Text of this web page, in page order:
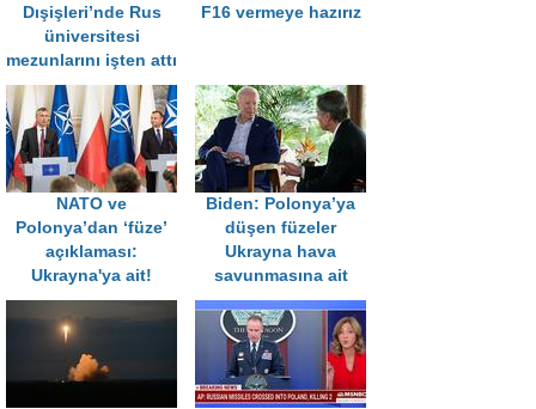
Dışişleri’nde Rus
üniversitesi
mezunlarını işten attı
F16 vermeye hazırız
NATO ve
Polonya’dan ‘füze’
açıklaması:
Ukrayna'ya ait!
Biden: Polonya’ya
düşen füzeler
Ukrayna hava
savunmasına ait